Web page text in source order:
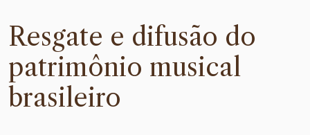
Resgate e difusão do
patrimônio musical
brasileiro